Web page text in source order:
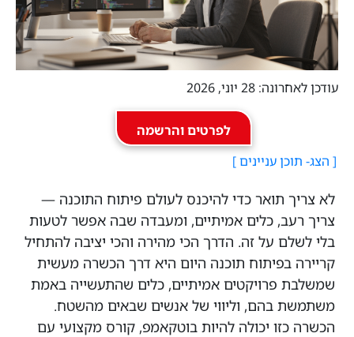
עודכן לאחרונה: 28 יוני, 2026
לפרטים והרשמה
לא צריך תואר כדי להיכנס לעולם פיתוח התוכנה —
צריך רעב, כלים אמיתיים, ומעבדה שבה אפשר לטעות
בלי לשלם על זה. הדרך הכי מהירה והכי יציבה להתחיל
קריירה בפיתוח תוכנה היום היא דרך הכשרה מעשית
שמשלבת פרויקטים אמיתיים, כלים שהתעשייה באמת
משתמשת בהם, וליווי של אנשים שבאים מהשטח.
הכשרה כזו יכולה להיות בוטקאמפ, קורס מקצועי עם